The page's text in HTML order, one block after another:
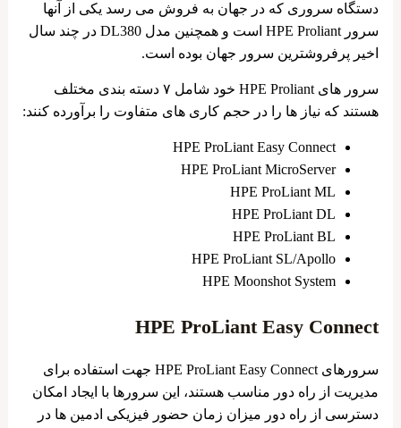
دستگاه سروری که در جهان به فروش می رسد یکی از آنها
سرور HPE Proliant است و همچنین مدل DL380 در چند سال
اخیر پرفروشترین سرور جهان بوده است.
سرور های HPE Proliant خود شامل ۷ دسته بندی مختلف
هستند که نیاز ها را در حجم کاری های متفاوت را برآورده کنند:
HPE ProLiant Easy Connect
HPE ProLiant MicroServer
HPE ProLiant ML
HPE ProLiant DL
HPE ProLiant BL
HPE ProLiant SL/Apollo
HPE Moonshot System
HPE ProLiant Easy Connect
سرورهای HPE ProLiant Easy Connect جهت استفاده برای
مدیریت از راه دور مناسب هستند، این سرورها با ایجاد امکان
دسترسی از راه دور میزان زمان حضور فیزیکی ادمین ها در